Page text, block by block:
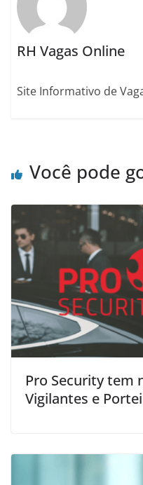
RH Vagas Online
Site Informativo de
Você pode
Pro Security tem
Vigilantes e